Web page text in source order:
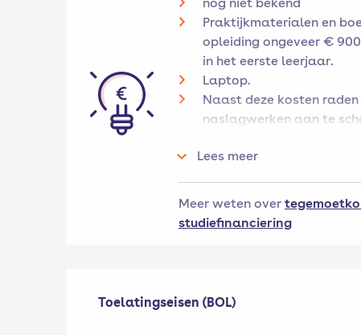
Praktijkmaterialen en
opleiding ongeveer €
in het eerste leerjaar.
Laptop.
Naast deze kosten
naslagwerken aan te
Ook kun je vrijwillig
met excursies.
Lees meer
Meer weten over
studiefinanciering
Toelatingseisen (BOL)